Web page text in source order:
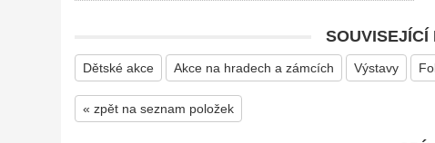
SOUVISEJÍCÍ
Dětské akce Akce na hradech a zámcích Výstavy
« zpět na seznam položek